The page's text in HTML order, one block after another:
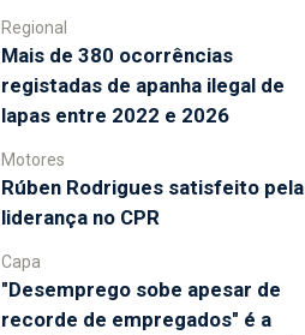
Regional
Mais de 380 ocorrências
registadas de apanha ilegal de
lapas entre 2022 e 2026
Motores
Rúben Rodrigues satisfeito pela
liderança no CPR
Capa
"Desemprego sobe apesar de
recorde de empregados" é a